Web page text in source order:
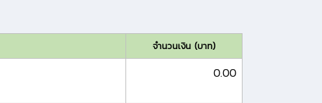
จำนวนเงิน (บาท)
0.00